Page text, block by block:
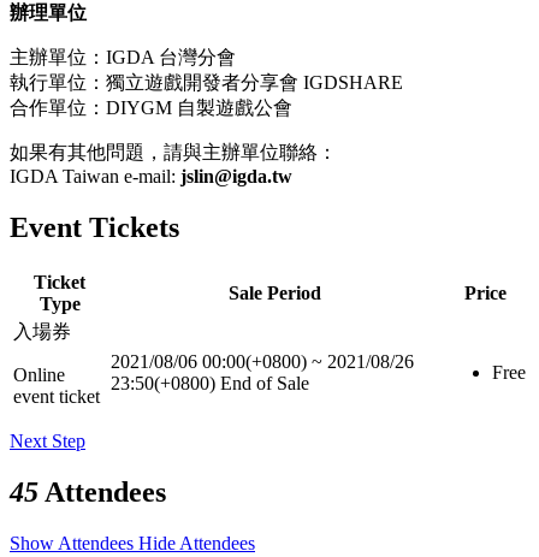
辦理單位
主辦單位：IGDA 台灣分會
執行單位：獨立遊戲開發者分享會 IGDSHARE
合作單位：DIYGM 自製遊戲公會
如果有其他問題，請與主辦單位聯絡：
IGDA Taiwan e-mail: jslin@igda.tw
Event Tickets
Ticket
Type
Sale Period
Price
入場券
Online
event ticket
2021/08/06 00:00(+0800) ~ 2021/08/26
23:50(+0800) End of Sale
Free
Next Step
45 Attendees
Show Attendees Hide Attendees